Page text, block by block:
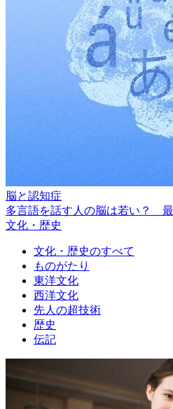
脳と認知症
多言語を話す人の脳は若い？
文化・歴史
文化・歴史のすべて
ものがたり
東洋文化
西洋文化
先人の超技術
歴史
伝記